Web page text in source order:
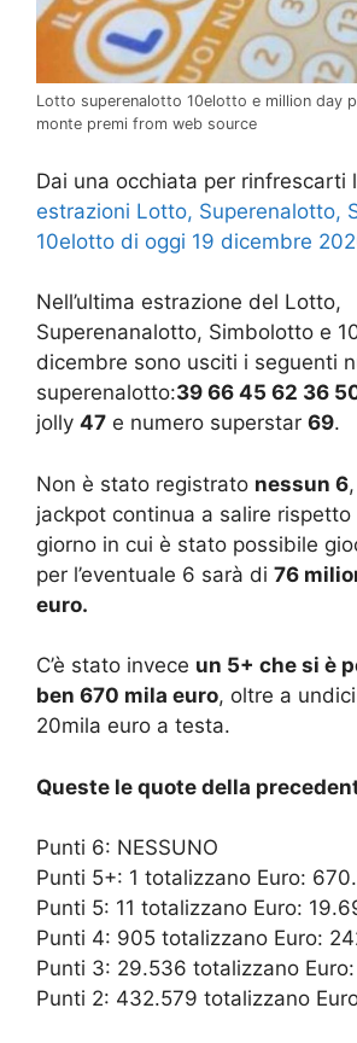
Lotto superenalotto 10elotto e million day
monte premi from web source
Dai una occhiata per rinfrescarti
estrazioni Lotto, Superenalotto,
10elotto di oggi 19 dicembre
Nell’ultima estrazione del Lotto,
Superenanalotto, Simbolotto e
dicembre sono usciti i seguenti
superenalotto:39 66 45 62 36
jolly 47 e numero superstar 69.
Non è stato registrato nessun 6
jackpot continua a salire rispetto
giorno in cui è stato possibile
per l’eventuale 6 sarà di 76
euro.
C’è stato invece un 5+ che si è
ben 670 mila euro, oltre a
20mila euro a testa.
Queste le quote della
Punti 6: NESSUNO
Punti 5+: 1 totalizzano Euro:
Punti 5: 11 totalizzano Euro:
Punti 4: 905 totalizzano Euro:
Punti 3: 29.536 totalizzano
Punti 2: 432.579 totalizzano